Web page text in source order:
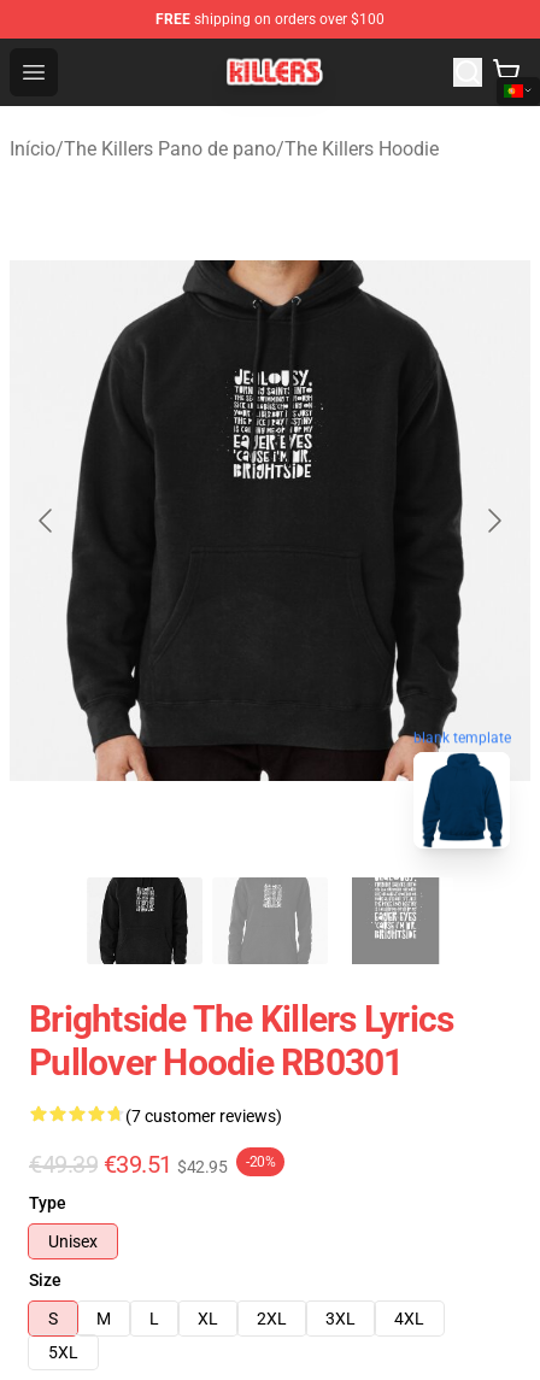
FREE shipping on orders over $100
Open menu
The Killers Shop - Official The Killers Merchandise Store
Início/The Killers Pano de pano/The Killers Hoodie
blank template
Brightside The Killers Lyrics
Pullover Hoodie RB0301
(7 customer reviews)
€49.39 €39.51 $42.95 -20%
Type
Unisex
Size
S
M L XL 2XL 3XL
4XL
5XL